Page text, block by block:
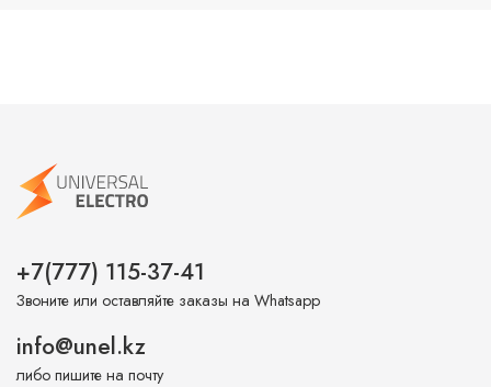
+7(777) 115-37-41
Звоните или оставляйте заказы на Whatsapp
info@unel.kz
либо пишите на почту